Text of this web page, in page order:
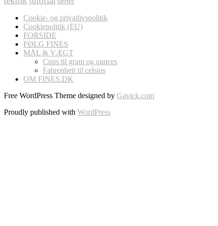
Cookie- og privatlivspolitik
Cookiepolitik (EU)
FORSIDE
FØLG FINES
MÅL & VÆGT
Cups til gram og ounces
Fahrenheit til celsius
OM FINES.DK
Free WordPress Theme designed by Gavick.com
Proudly published with WordPress